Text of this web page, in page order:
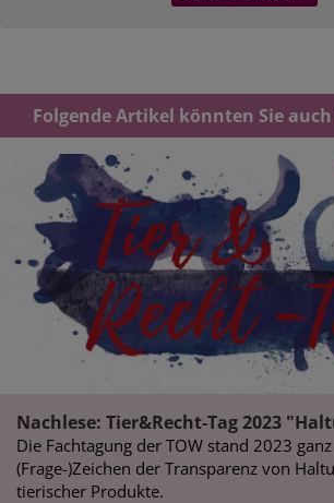
Folgende Artikel könnten Sie
Nachlese: Tier&Recht-Tag 2023
Die Fachtagung der TOW stand 2023
(Frage-)Zeichen der Transparenz von
tierischer Produkte.